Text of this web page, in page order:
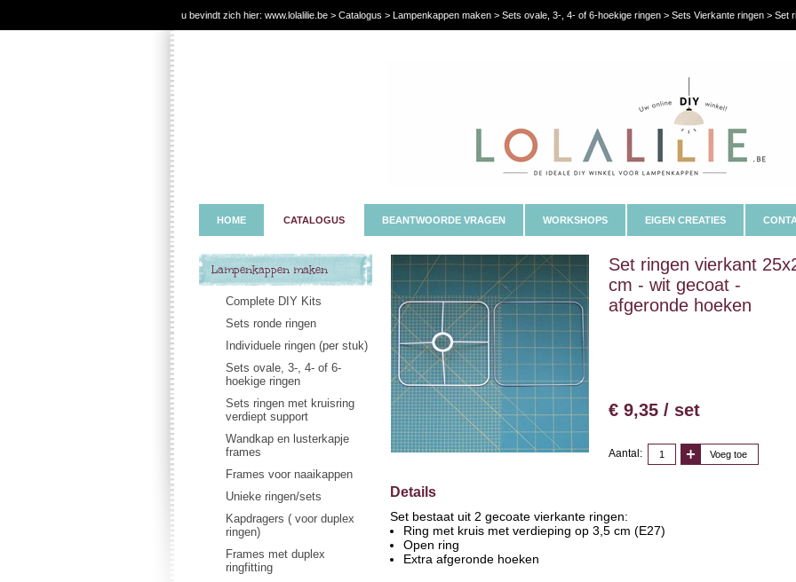
u bevindt zich hier: www.lolalilie.be > Catalogus > Lampenkappen maken > Sets ovale, 3-, 4- of 6-hoekige ringen > Sets Vierkante ringen >
HOME CATALOGUS BEANTWOORDE VRAGEN WORKSHOPS EIGEN CREATIES
Lampenkappen maken
Complete DIY Kits
Sets ronde ringen
Individuele ringen (per stuk)
Sets ovale, 3-, 4- of 6-
hoekige ringen
Sets ringen met kruisring
verdiept support
Wandkap en lusterkapje
frames
Frames voor naaikappen
Unieke ringen/sets
Kapdragers ( voor duplex
ringen)
Frames met duplex
ringfitting
Set ringen vierkant
cm - wit gecoat -
afgeronde hoeken
€ 9,35 / set
Aantal: Voeg toe
Details
Set bestaat uit 2 gecoate vierkante ringen:
Ring met kruis met verdieping op 3,5 cm (E27)
Open ring
Extra afgeronde hoeken